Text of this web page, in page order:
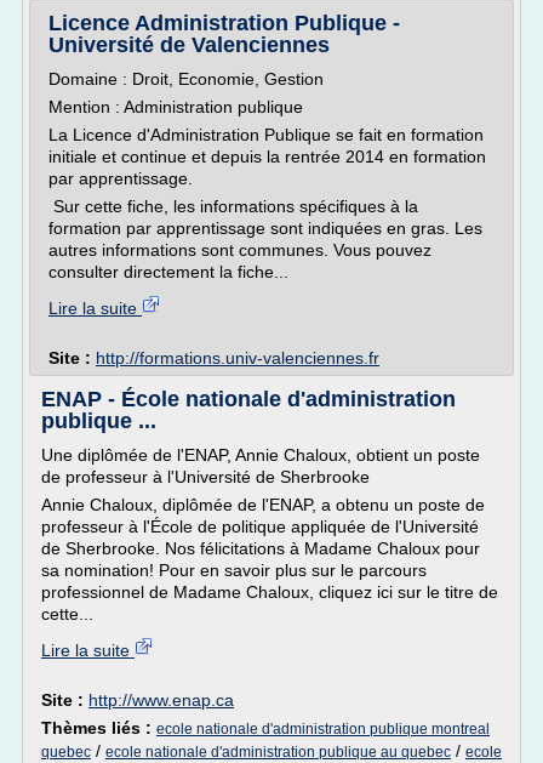
Licence Administration Publique -
Université de Valenciennes
Domaine : Droit, Economie, Gestion
Mention : Administration publique
La Licence d'Administration Publique se fait en formation
initiale et continue et depuis la rentrée 2014 en formation
par apprentissage.
Sur cette fiche, les informations spécifiques à la
formation par apprentissage sont indiquées en gras. Les
autres informations sont communes. Vous pouvez
consulter directement la fiche...
Lire la suite
Site : http://formations.univ-valenciennes.fr
ENAP - École nationale d'administration
publique ...
Une diplômée de l'ENAP, Annie Chaloux, obtient un poste
de professeur à l'Université de Sherbrooke
Annie Chaloux, diplômée de l'ENAP, a obtenu un poste de
professeur à l'École de politique appliquée de l'Université
de Sherbrooke. Nos félicitations à Madame Chaloux pour
sa nomination! Pour en savoir plus sur le parcours
professionnel de Madame Chaloux, cliquez ici sur le titre de
cette...
Lire la suite
Site : http://www.enap.ca
Thèmes liés : ecole nationale d'administration publique montreal
quebec / ecole nationale d'administration publique au quebec / ecole